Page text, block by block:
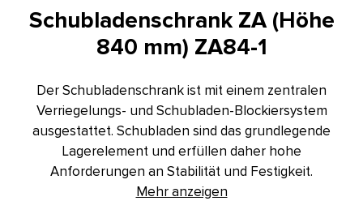
Schubladenschrank ZA (Höhe
840 mm) ZA84-1
Der Schubladenschrank ist mit einem zentralen
Verriegelungs- und Schubladen-Blockiersystem
ausgestattet. Schubladen sind das grundlegende
Lagerelement und erfüllen daher hohe
Anforderungen an Stabilität und Festigkeit.
Mehr anzeigen